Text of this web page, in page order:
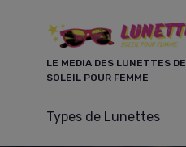
LE MEDIA DES LUNETTES DE
SOLEIL POUR FEMME
Types de Lunettes